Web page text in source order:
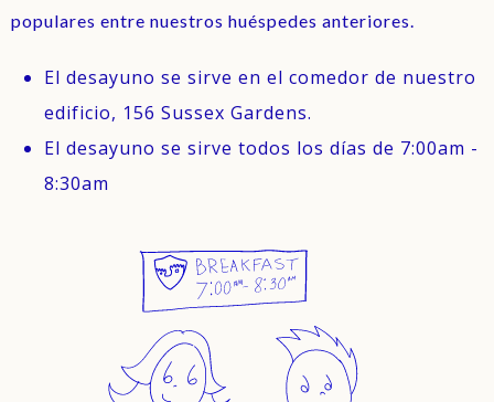
populares entre nuestros huéspedes anteriores.
El desayuno se sirve en el comedor de nuestro
edificio, 156 Sussex Gardens.
El desayuno se sirve todos los días de 7:00am -
8:30am